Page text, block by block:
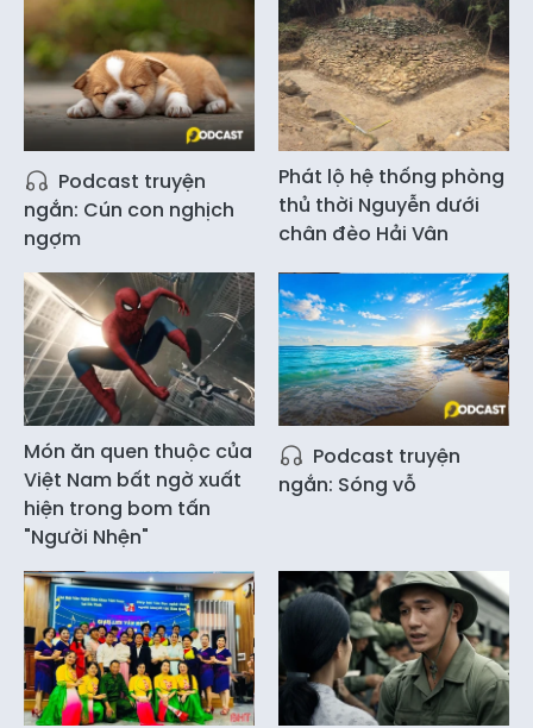
Podcast truyện
ngắn: Cún con nghịch
ngợm
Phát lộ hệ thống phòng
thủ thời Nguyễn dưới
chân đèo Hải Vân
Món ăn quen thuộc của
Việt Nam bất ngờ xuất
hiện trong bom tấn
"Người Nhện"
Podcast truyện
ngắn: Sóng vỗ